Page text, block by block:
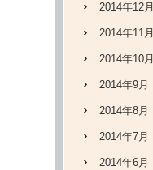
2014年12月
2014年11月
2014年10月
2014年9月
2014年8月
2014年7月
2014年6月